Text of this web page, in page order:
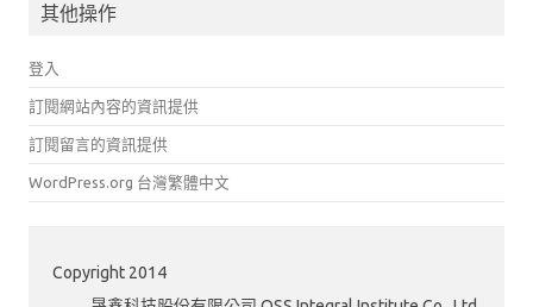
其他操作
登入
訂閱網站內容的資訊提供
訂閱留言的資訊提供
WordPress.org 台灣繁體中文
Copyright 2014